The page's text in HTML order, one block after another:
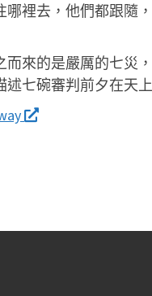
哪裡去，他們都跟隨
來的是嚴厲的七災
七碗審判前夕在天